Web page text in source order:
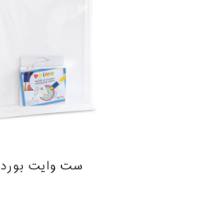
ست وایت بورد